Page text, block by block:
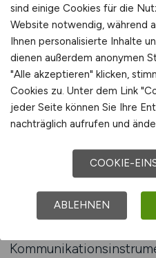
veröffentlichen.
Eine gelungene
gleichermaßen an. Sie
Anforderungen klar,
Visionen des
nachhaltigen Branchen
sowohl für das
Umwelt und
diese Botschaft
authentisch zu
sind einige Cookies für die
Website notwendig, während
Ihnen personalisierte Inhalte
dienen außerdem anonymen
"Alle akzeptieren" klicken,
Cookies zu. Unter dem Link
jeder Seite können Sie Ihre
nachträglich aufrufen und
COOKIE-
ABLEHNEN